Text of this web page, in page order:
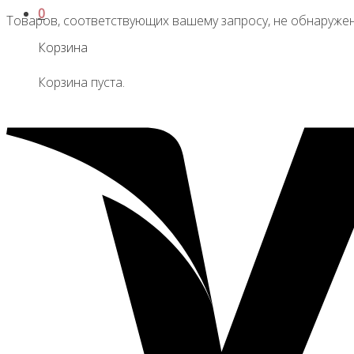
0
Корзина
Корзина пуста.
Товаров, соответствующих вашему запросу, не